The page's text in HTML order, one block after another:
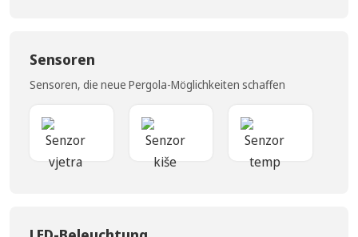
Sensoren
Sensoren, die neue Pergola-Möglichkeiten schaffen
Windsensor Regensensor